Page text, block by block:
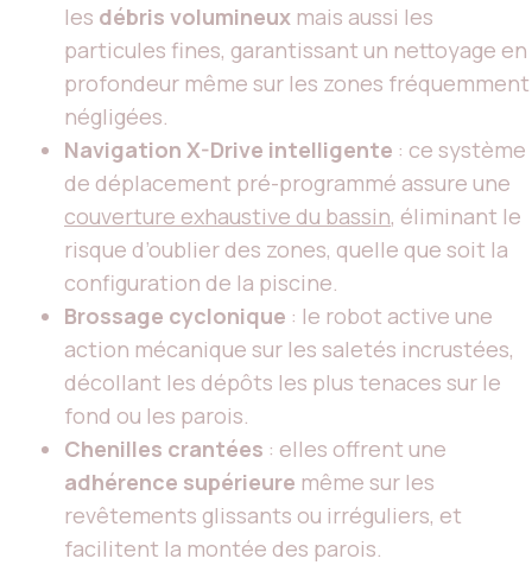
les débris volumineux mais aussi les
particules fines, garantissant un nettoyage en
profondeur même sur les zones fréquemment
négligées.
Navigation X-Drive intelligente : ce système
de déplacement pré-programmé assure une
couverture exhaustive du bassin, éliminant le
risque d’oublier des zones, quelle que soit la
configuration de la piscine.
Brossage cyclonique : le robot active une
action mécanique sur les saletés incrustées,
décollant les dépôts les plus tenaces sur le
fond ou les parois.
Chenilles crantées : elles offrent une
adhérence supérieure même sur les
revêtements glissants ou irréguliers, et
facilitent la montée des parois.